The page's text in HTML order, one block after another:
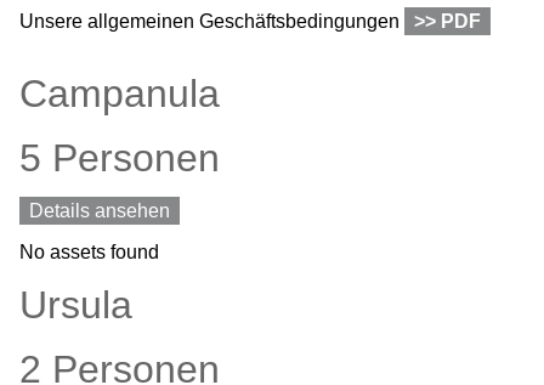
Unsere allgemeinen Geschäftsbedingungen
>> PDF
Campanula
5 Personen
Details ansehen
No assets found
Ursula
2 Personen